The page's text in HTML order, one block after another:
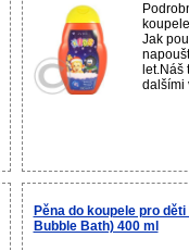
Jak
dalšími
Pěna do koupele pro
Bubble Bath) 400 ml